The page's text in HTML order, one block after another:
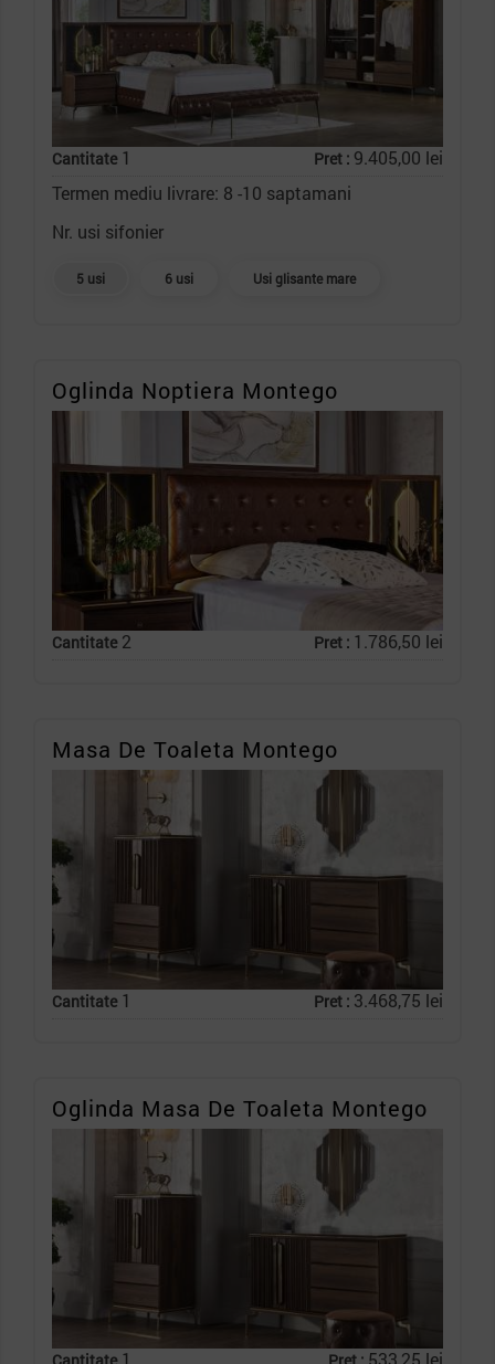
Cantitate1 Pret : 9.405,00 lei
Termen mediu livrare: 8 -10 saptamani
Nr. usi sifonier
5 usi 6 usi Usi glisante mare
Oglinda Noptiera Montego
Cantitate2 Pret : 1.786,50 lei
Masa De Toaleta Montego
Cantitate1 Pret : 3.468,75 lei
Oglinda Masa De Toaleta Montego
1 533,25 lei